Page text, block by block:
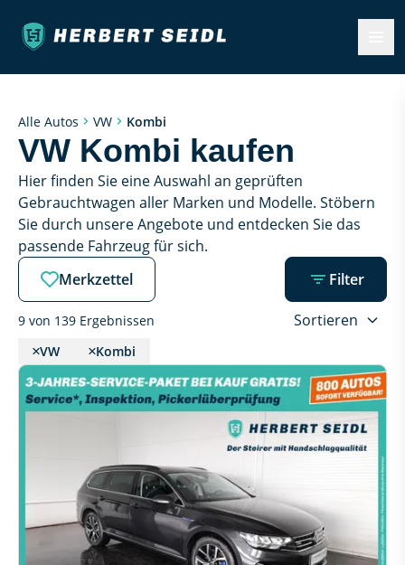
Alle Autos VW Kombi
VW Kombi kaufen
Hier finden Sie eine Auswahl an geprüften
Gebrauchtwagen aller Marken und Modelle. Stöbern
Sie durch unsere Angebote und entdecken Sie das
passende Fahrzeug für sich.
Merkzettel
Filter
9 von 139 Ergebnissen Sortieren
VW Kombi